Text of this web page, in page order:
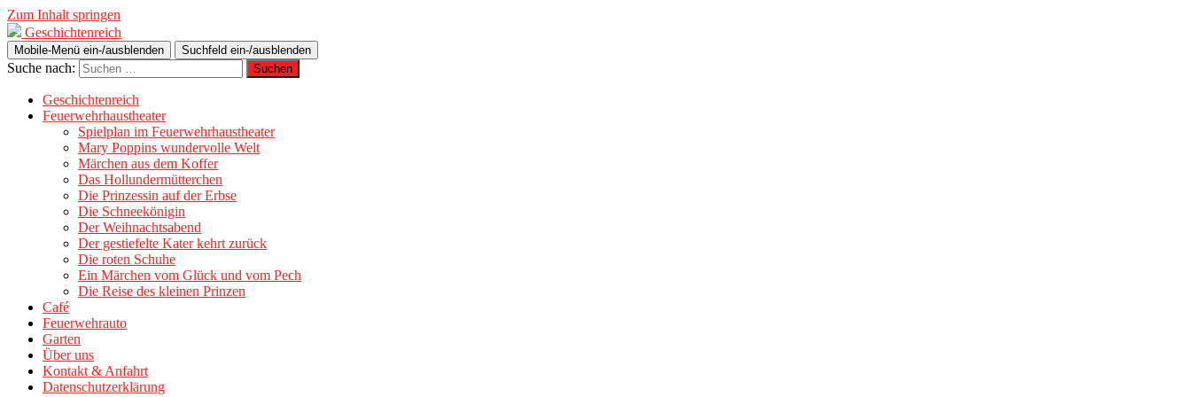
Zum Inhalt springen
Geschichtenreich
Mobile-Menü ein-/ausblenden Suchfeld ein-/ausblenden
Suche nach:
Geschichtenreich
Feuerwehrhaustheater
Spielplan im Feuerwehrhaustheater
Mary Poppins wundervolle Welt
Märchen aus dem Koffer
Das Hollundermütterchen
Die Prinzessin auf der Erbse
Die Schneekönigin
Der Weihnachtsabend
Der gestiefelte Kater kehrt zurück
Die roten Schuhe
Ein Märchen vom Glück und vom Pech
Die Reise des kleinen Prinzen
Café
Feuerwehrauto
Garten
Über uns
Kontakt & Anfahrt
Datenschutzerklärung